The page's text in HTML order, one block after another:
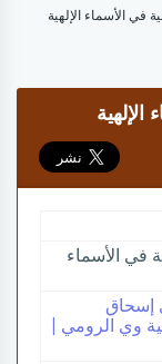
في الأسماء الإلهية
في الأسماء
إسحاق
وي الرومي |